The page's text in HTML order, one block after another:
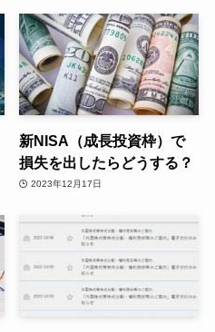
新NISA（成長投資枠）で
損失を出したらどうする？
2023年12月17日